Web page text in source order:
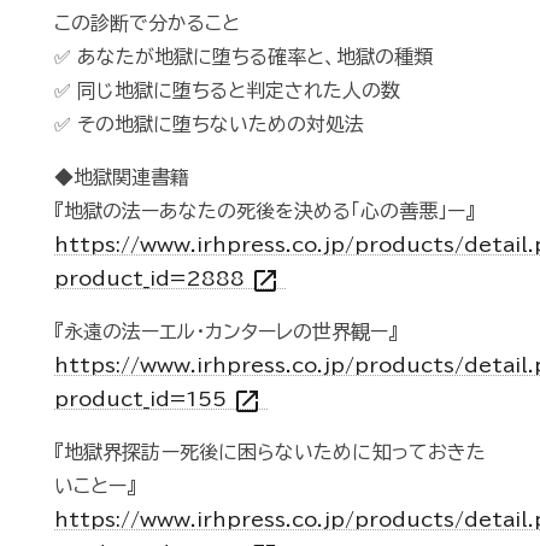
この診断で分かること
✅️ あなたが地獄に堕ちる確率と、地獄の種類
✅️ 同じ地獄に堕ちると判定された人の数
✅️ その地獄に堕ちないための対処法
◆地獄関連書籍
『地獄の法ーあなたの死後を決める「心の善悪」ー』
https://www.irhpress.co.jp/products/
product_id=2888 open_in_new
『永遠の法ーエル・カンターレの世界観ー』
https://www.irhpress.co.jp/products/
product_id=155 open_in_new
『地獄界探訪ー死後に困らないために知っておきた
いことー』
https://www.irhpress.co.jp/products/